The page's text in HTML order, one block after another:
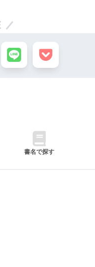
書名で探す